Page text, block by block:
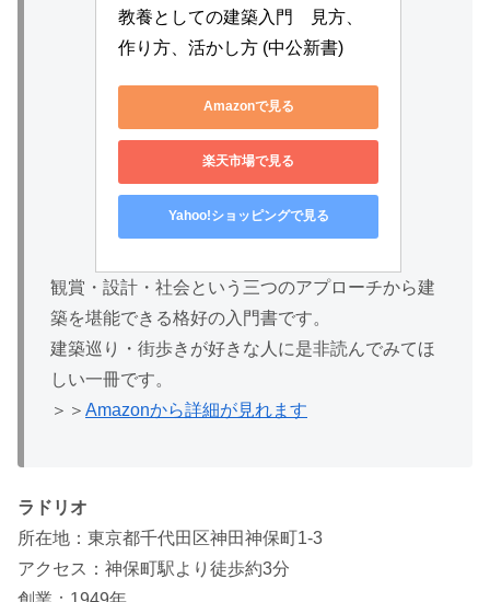
教養としての建築入門　見方、
作り方、活かし方 (中公新書)
Amazonで見る
楽天市場で見る
Yahoo!ショッピングで見る
観賞・設計・社会という三つのアプローチから建
築を堪能できる格好の入門書です。
建築巡り・街歩きが好きな人に是非読んでみてほ
しい一冊です。
＞＞ Amazonから詳細が見れます
ラドリオ
所在地：東京都千代田区神田神保町1-3
アクセス：神保町駅より徒歩約3分